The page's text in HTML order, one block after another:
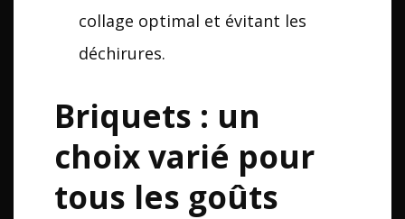
collage optimal et évitant les
déchirures.
Briquets : un
choix varié pour
tous les goûts